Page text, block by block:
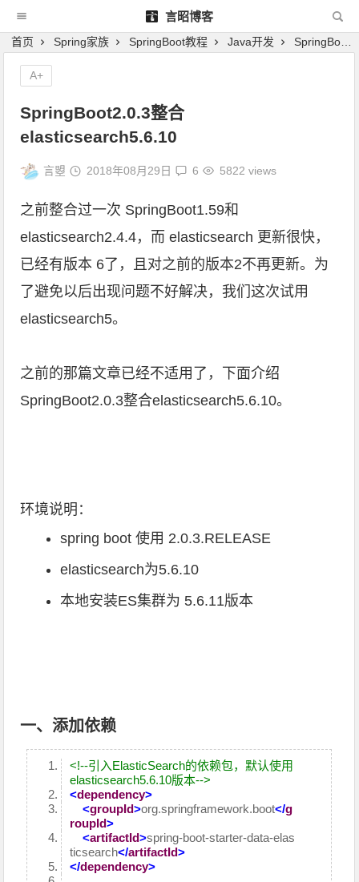
言昭博客
首页 Spring家族 SpringBoot教程 Java开发 SpringBoot2.0.3整合elasticsearch5.6.10
SpringBoot2.0.3整合
elasticsearch5.6.10
言曌 2018年08月29日 6 5822 views
之前整合过一次 SpringBoot1.59和
elasticsearch2.4.4，而 elasticsearch 更新很快，
已经有版本 6了，且对之前的版本2不再更新。为
了避免以后出现问题不好解决，我们这次试用
elasticsearch5。
之前的那篇文章已经不适用了，下面介绍
SpringBoot2.0.3整合elasticsearch5.6.10。
环境说明：
spring boot 使用 2.0.3.RELEASE
elasticsearch为5.6.10
本地安装ES集群为 5.6.11版本
一、添加依赖
<!--引入ElasticSearch的依赖包，默认使用
elasticsearch5.6.10版本-->
<dependency>
<groupId>org.springframework.boot</g
roupId>
<artifactId>spring-boot-starter-data-elas
ticsearch</artifactId>
</dependency>
A+